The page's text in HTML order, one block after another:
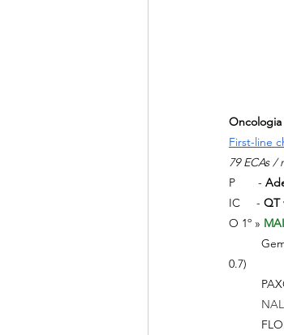
Oncologia
First-line
79 ECAs /
P       -
IC     - QT
O 1º »
0.7)